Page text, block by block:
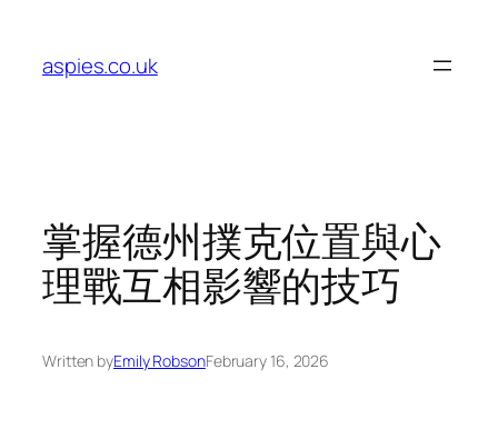
content
aspies.co.uk
掌握德州撲克位置與心
理戰互相影響的技巧
Written byEmily RobsonFebruary 16, 2026